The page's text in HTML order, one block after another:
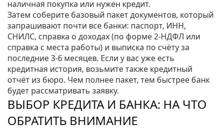
наличная покупка или нужен кредит.
Затем соберите базовый пакет документов, который
запрашивают почти все банки: паспорт, ИНН,
СНИЛС, справка о доходах (по форме 2‑НДФЛ или
справка с места работы) и выписка по счёту за
последние 3‑6 месяцев. Если у вас уже есть
кредитная история, возьмите также кредитный
отчёт из бюро. Чем полнее пакет, тем быстрее банк
будет рассматривать заявку.
ВЫБОР КРЕДИТА И БАНКА: НА ЧТО
ОБРАТИТЬ ВНИМАНИЕ